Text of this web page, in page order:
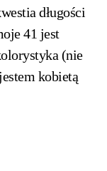
długości
41 jest
(nie
kobietą